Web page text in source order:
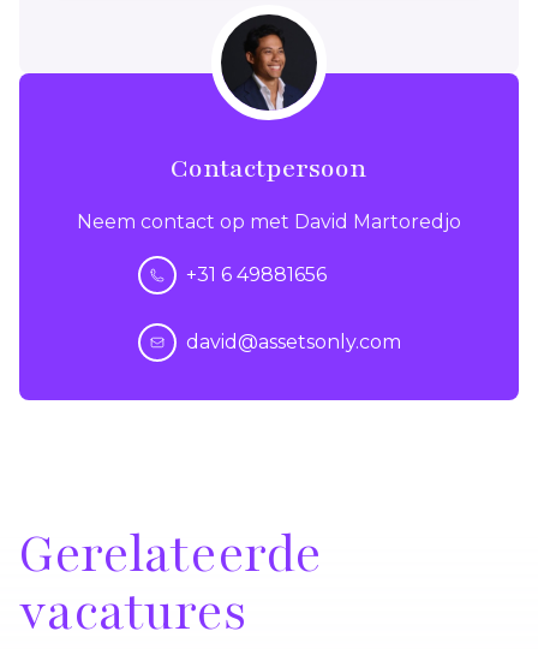
Contactpersoon
Neem contact op met David Martoredjo
+31 6 49881656
david@assetsonly.com
Gerelateerde
vacatures